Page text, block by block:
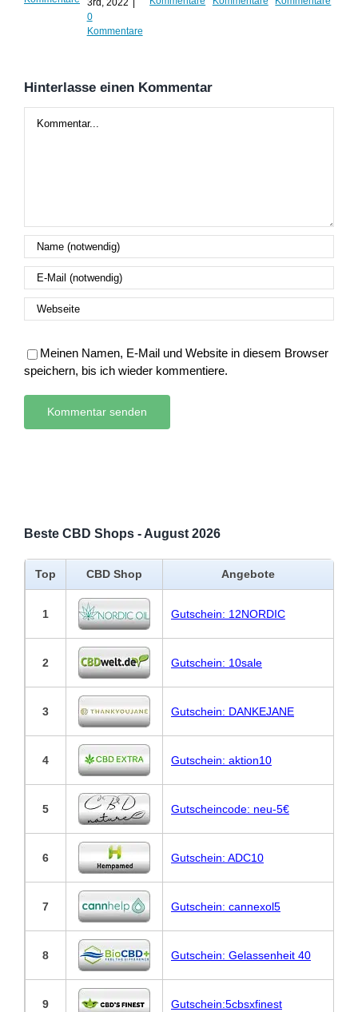
3rd, 2022
0
Kommentare
Hinterlasse einen Kommentar
Meinen Namen, E-Mail und Website in diesem Browser
speichern, bis ich wieder kommentiere.
Beste CBD Shops - August 2026
Top CBD Shop Angebote
1 Gutschein: 12NORDIC
2 Gutschein: 10sale
3 Gutschein: DANKEJANE
4 Gutschein: aktion10
5 Gutscheincode: neu-5€
6 Gutschein: ADC10
7 Gutschein: cannexol5
8 Gutschein: Gelassenheit 40
9 Gutschein:5cbsxfinest